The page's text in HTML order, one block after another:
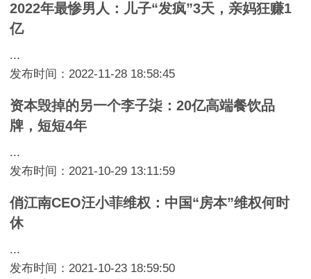
2022年最惨男人：儿子“发疯”3天，亲妈狂赚1
亿
...
发布时间：2022-11-28 18:58:45
资本毁掉的另一个李子柒：20亿高端餐饮品
牌，短短4年
...
发布时间：2021-10-29 13:11:59
俏江南CEO汪小菲维权：中国“房本”维权何时
休
...
发布时间：2021-10-23 18:59:50